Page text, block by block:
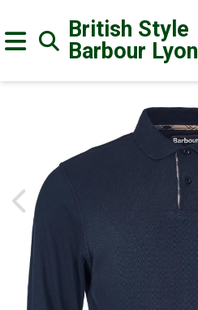
British Style
Barbour Lyon